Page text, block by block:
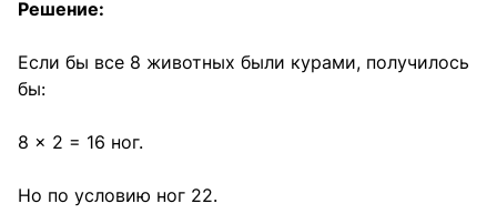
Решение:
Если бы все 8 животных были курами, получилось
бы:
8 × 2 = 16 ног.
Но по условию ног 22.